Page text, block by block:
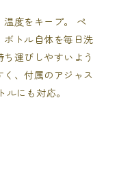
温度をキープ。 ペ
ボトル自体を毎日洗
運びしやすいよう
、付属のアジャス
にも対応。